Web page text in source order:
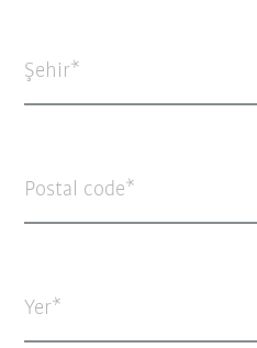
Şehir
Postal code
Yer